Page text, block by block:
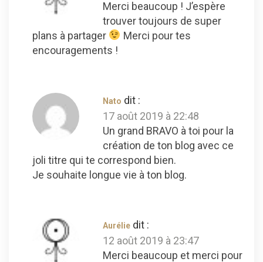
Merci beaucoup ! J’espère
trouver toujours de super
plans à partager
Merci pour tes
encouragements !
Nato dit :
17 août 2019 à 22:48
Un grand BRAVO à toi pour la
création de ton blog avec ce
joli titre qui te correspond bien.
Je souhaite longue vie à ton blog.
Aurélie dit :
12 août 2019 à 23:47
Merci beaucoup et merci pour